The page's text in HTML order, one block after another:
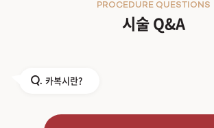
시술 Q&A
PROCEDURE QUESTIONS
Q. 카복시란?